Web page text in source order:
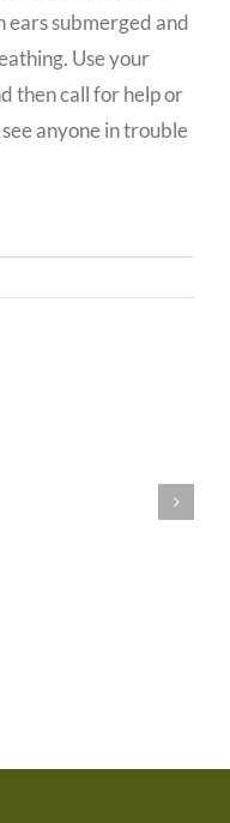
ears submerged and
Use your
then call for help or
anyone in trouble